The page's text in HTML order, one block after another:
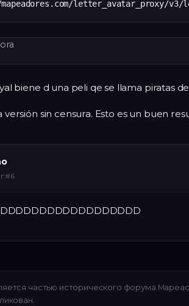
biene d una peli qe se llama piratas
versión sin censura. Esto es un buen
#6
частью исторического форума